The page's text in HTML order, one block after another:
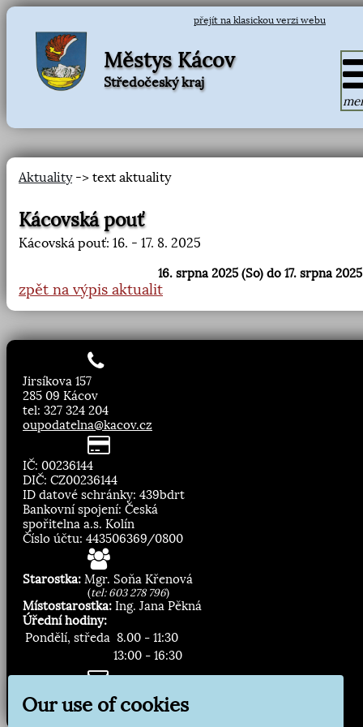
přejít na klasickou verzi webu
Městys Kácov
Středočeský kraj
Aktuality-> text aktuality
Kácovská pouť
Kácovská pouť: 16. - 17. 8. 2025
16. srpna 2025 (So) do 17. srpna
zpět na výpis aktualit
Jirsíkova 157
285 09 Kácov
tel: 327 324 204
oupodatelna@kacov.cz
IČ: 00236144
DIČ: CZ00236144
ID datové schránky: 439bdrt
Bankovní spojení: Česká
spořitelna a.s. Kolín
Číslo účtu: 443506369/0800
Starostka: Mgr. Soňa Křenová
(tel: 603 278 796)
Místostarostka: Ing. Jana Pěkná
Úřední hodiny:
Pondělí, středa 8.00 - 11:30
13:00 - 16:30
Zasílání novinek:
Our use of cookies